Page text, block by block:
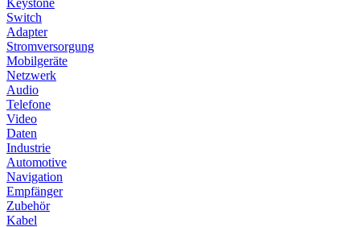
Switch
Adapter
Stromversorgung
Mobilgeräte
Netzwerk
Audio
Telefone
Video
Daten
Industrie
Automotive
Navigation
Empfänger
Zubehör
Kabel